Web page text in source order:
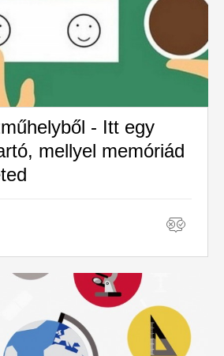
- Itt egy
mellyel memóriád